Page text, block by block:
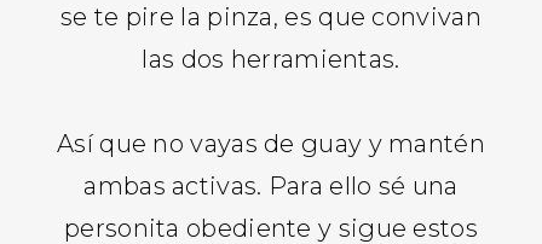
se te pire la pinza, es que convivan
las dos herramientas.
Así que no vayas de guay y mantén
ambas activas. Para ello sé una
personita obediente y sigue estos